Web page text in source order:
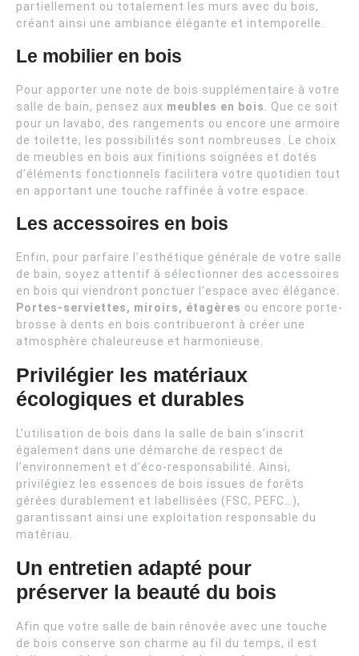
partiellement ou totalement les murs avec du bois,
créant ainsi une ambiance élégante et intemporelle.
Le mobilier en bois
Pour apporter une note de bois supplémentaire à votre
salle de bain, pensez aux meubles en bois
. Que ce soit
pour un lavabo, des rangements ou encore une armoire
de toilette, les possibilités sont nombreuses. Le choix
de meubles en bois aux finitions soignées et dotés
d’éléments fonctionnels facilitera votre quotidien tout
en apportant une touche raffinée à votre espace.
Les accessoires en bois
Enfin, pour parfaire l’esthétique générale de votre salle
de bain, soyez attentif à sélectionner des accessoires
en bois qui viendront ponctuer l’espace avec élégance.
Portes-serviettes, miroirs, étagères ou encore porte-
brosse à dents en bois contribueront à créer une
atmosphère chaleureuse et harmonieuse.
Privilégier les matériaux
écologiques et durables
L’utilisation de bois dans la salle de bain s’inscrit
également dans une démarche de respect de
l’environnement et d’éco-responsabilité. Ainsi,
privilégiez les essences de bois issues de forêts
gérées durablement et labellisées (FSC, PEFC…),
garantissant ainsi une exploitation responsable du
matériau.
Un entretien adapté pour
préserver la beauté du bois
Afin que votre salle de bain rénovée avec une touche
de bois conserve son charme au fil du temps, il est